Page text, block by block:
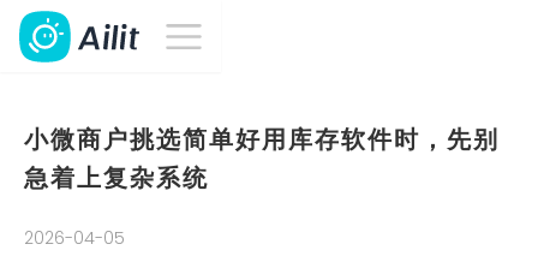
小微商户挑选简单好用库存软件时，先别
急着上复杂系统
2026-04-05